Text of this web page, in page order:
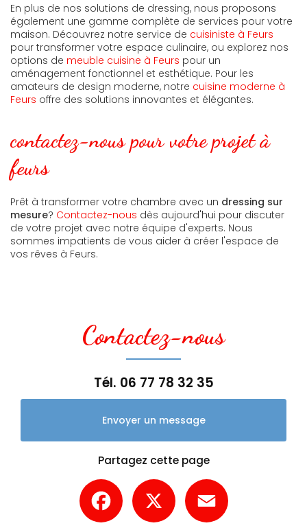
En plus de nos solutions de dressing, nous proposons
également une gamme complète de services pour votre
maison. Découvrez notre service de cuisiniste à Feurs
pour transformer votre espace culinaire, ou explorez nos
options de meuble cuisine à Feurs pour un
aménagement fonctionnel et esthétique. Pour les
amateurs de design moderne, notre cuisine moderne à
Feurs offre des solutions innovantes et élégantes.
contactez-nous pour votre projet à
feurs
Prêt à transformer votre chambre avec un dressing sur
mesure? Contactez-nous dès aujourd'hui pour discuter
de votre projet avec notre équipe d'experts. Nous
sommes impatients de vous aider à créer l'espace de
vos rêves à Feurs.
Contactez-nous
Tél. 06 77 78 32 35
Envoyer un message
Partagez cette page
Facebook